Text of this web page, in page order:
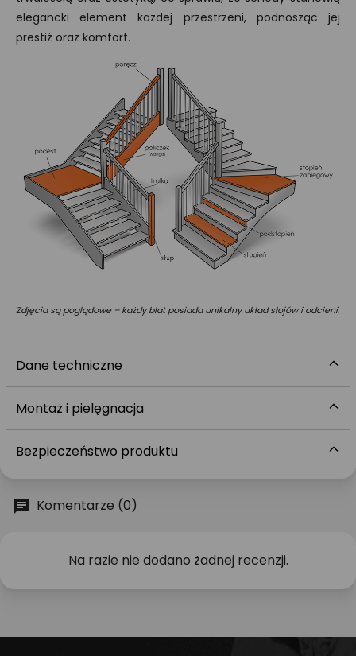
elegancki element każdej przestrzeni, podnosząc jej
prestiż oraz komfort.
Zdjęcia są poglądowe – każdy blat posiada unikalny układ słojów i odcieni.
Dane techniczne
Montaż i pielęgnacja
Bezpieczeństwo produktu
Komentarze (0)
Na razie nie dodano żadnej recenzji.